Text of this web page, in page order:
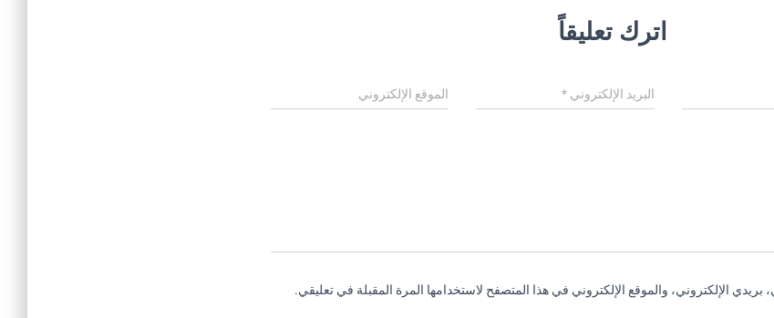
اترك تعليقاً
البريد الإلكتروني* الموقع الإلكتروني
الإلكتروني، والموقع الإلكتروني في هذا المتصفح لاستخدامها المرة المقبلة في تعليقي.